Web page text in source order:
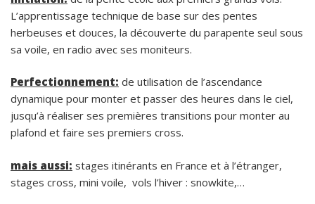
L’apprentissage technique de base sur des pentes
herbeuses et douces, la découverte du parapente seul sous
sa voile, en radio avec ses moniteurs.
Perfectionnement: de utilisation de l’ascendance
dynamique pour monter et passer des heures dans le ciel,
jusqu’à réaliser ses premières transitions pour monter au
plafond et faire ses premiers cross.
mais aussi: stages itinérants en France et à l’étranger,
stages cross, mini voile, vols l’hiver : snowkite,…